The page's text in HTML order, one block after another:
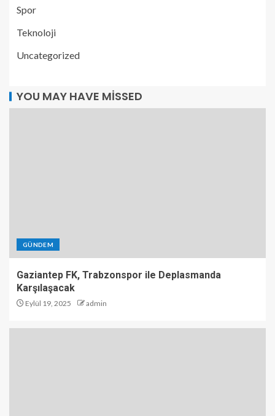
Spor
Teknoloji
Uncategorized
YOU MAY HAVE MISSED
GÜNDEM
Gaziantep FK, Trabzonspor ile Deplasmanda
Karşılaşacak
Eylül 19, 2025 admin